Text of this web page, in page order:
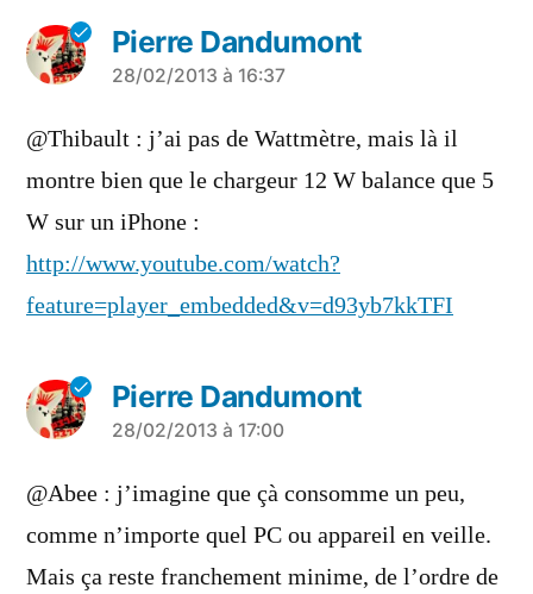
Pierre Dandumont
a
dit :
28/02/2013 à 16:37
@Thibault : j’ai pas de Wattmètre, mais là il
montre bien que le chargeur 12 W balance que 5
W sur un iPhone :
http://www.youtube.com/watch?
feature=player_embedded&v=d93yb7kkTFI
Pierre Dandumont
a
dit :
28/02/2013 à 17:00
@Abee : j’imagine que çà consomme un peu,
comme n’importe quel PC ou appareil en veille.
Mais ça reste franchement minime, de l’ordre de